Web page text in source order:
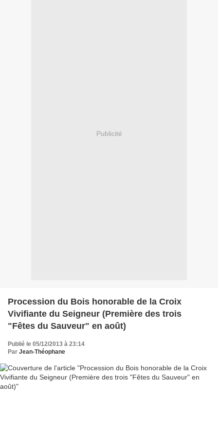
Publicité
Procession du Bois honorable de la Croix
Vivifiante du Seigneur (Première des trois
"Fêtes du Sauveur" en août)
Publié le 05/12/2013 à 23:14
Par Jean-Théophane